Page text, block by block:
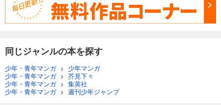
同じジャンルの本を探す
少年・青年マンガ> 少年マンガ
少年・青年マンガ> 芥見下々
少年・青年マンガ> 集英社
少年・青年マンガ> 週刊少年ジャンプ